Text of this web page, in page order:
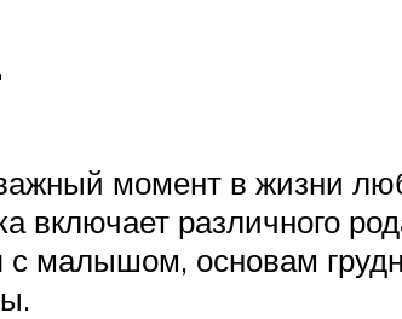
момент в жизни
включает различного
малышом, основам